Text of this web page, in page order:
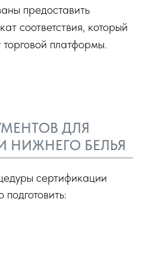
предоставить
соответствия, который
торговой платформы.
ДЛЯ
НИЖНЕГО БЕЛЬЯ
сертификации